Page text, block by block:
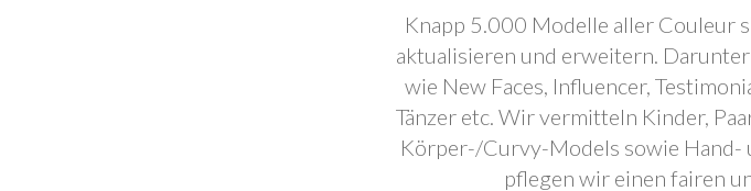
Knapp 5.000 Modelle aller Couleur
aktualisieren und erweitern.
wie New Faces, Influencer,
Tänzer etc. Wir vermitteln Kinder,
Körper-/Curvy-Models sowie
pflegen wir einen fairen